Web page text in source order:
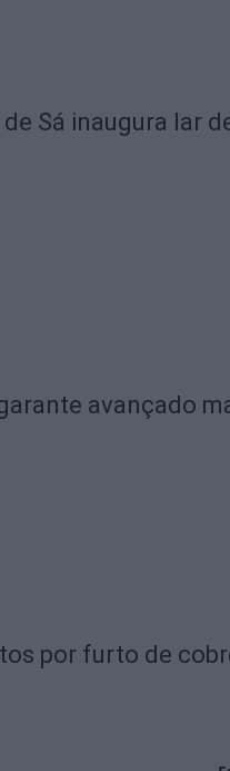
Sá inaugura lar
avançado
por furto de